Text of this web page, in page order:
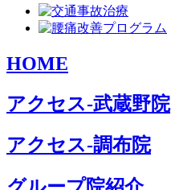
HOME
アクセス-武蔵野院
アクセス-調布院